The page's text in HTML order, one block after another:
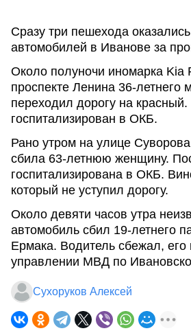
Сразу три пешехода
автомобилей в Иванове за
Около полуночи иномарка Kia
проспекте Ленина 36-летнего
переходил дорогу на
госпитализирован в ОКБ.
Рано утром на улице
сбила 63-летнюю женщину.
госпитализирована в ОКБ.
который не уступил дорогу.
Около девяти часов утра
автомобиль сбил 19-летнего
Ермака. Водитель сбежал,
управлении МВД по
Сухоруков Алексей